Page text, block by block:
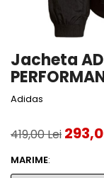
Accesorii tenis
Gripuri &
Accesorii teren
Testeaza rachete
Jacheta
Adidas
419,00 Lei
MARIME: